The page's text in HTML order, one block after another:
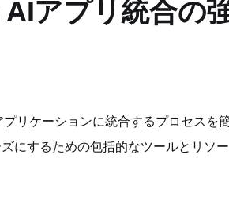
アプリ統合の
リケーションに統合するプロセスを
にするための包括的なツールとリソ